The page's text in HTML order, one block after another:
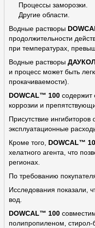
Процессы заморозки.
Другие области.
Водные растворы D
продолжительности
при температурах,
Водные растворы
и процесс может быть
прокачиваемости).
DOWCAL™ 100содержит
коррозии и
Присутствие
эксплуатационные
Кроме того, DOWCAL™
хелатного агента, что
регионах.
По требованию
Исследования показали,
вод.
DOWCAL™ 100
полипропиленом, стирол-